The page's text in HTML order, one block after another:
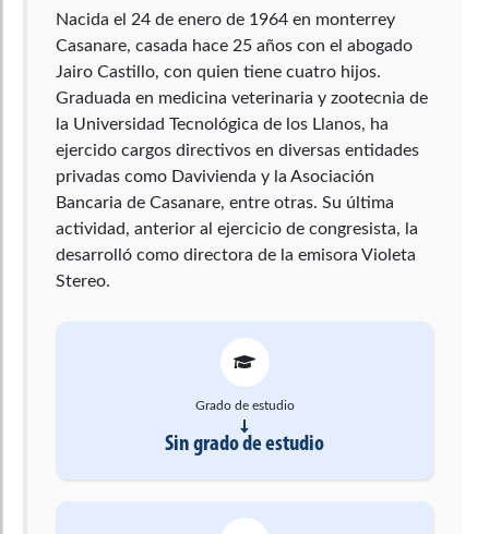
Nacida el 24 de enero de 1964 en monterrey
Casanare, casada hace 25 años con el abogado
Jairo Castillo, con quien tiene cuatro hijos.
Graduada en medicina veterinaria y zootecnia de
la Universidad Tecnológica de los Llanos, ha
ejercido cargos directivos en diversas entidades
privadas como Davivienda y la Asociación
Bancaria de Casanare, entre otras. Su última
actividad, anterior al ejercicio de congresista, la
desarrolló como directora de la emisora Violeta
Stereo.
Grado de estudio
Sin grado de estudio